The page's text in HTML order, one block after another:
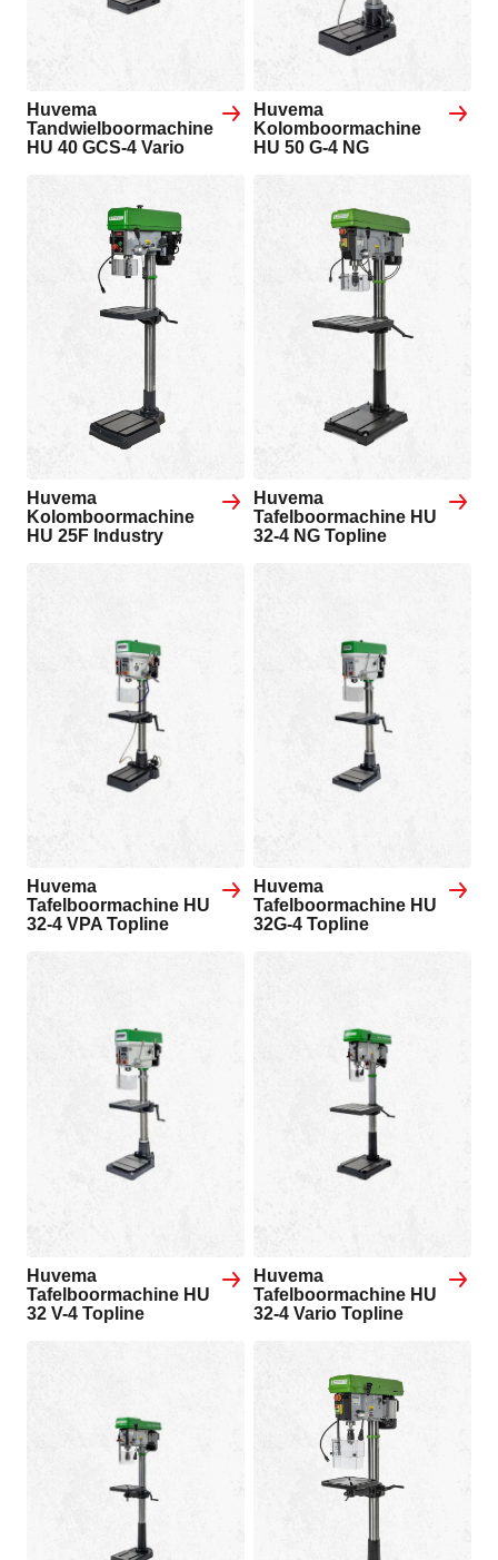
Huvema
Tandwielboormachine
HU 40 GCS-4 Vario
Huvema
Kolomboormachine
HU 50 G-4 NG
Huvema
Kolomboormachine
HU 25F Industry
Huvema
Tafelboormachine HU
32-4 NG Topline
Huvema
Tafelboormachine HU
32-4 VPA Topline
Huvema
Tafelboormachine HU
32G-4 Topline
Huvema
Tafelboormachine HU
32 V-4 Topline
Huvema
Tafelboormachine HU
32-4 Vario Topline